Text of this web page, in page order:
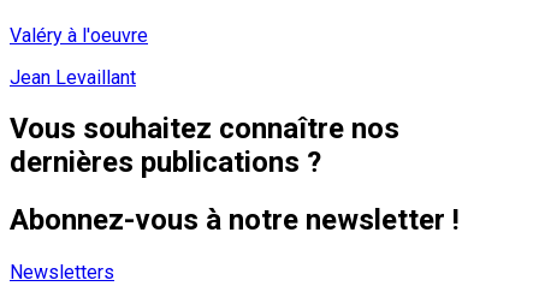
Valéry à l'oeuvre
Jean Levaillant
Vous souhaitez connaître nos
dernières publications ?
Abonnez-vous à notre newsletter !
Newsletters